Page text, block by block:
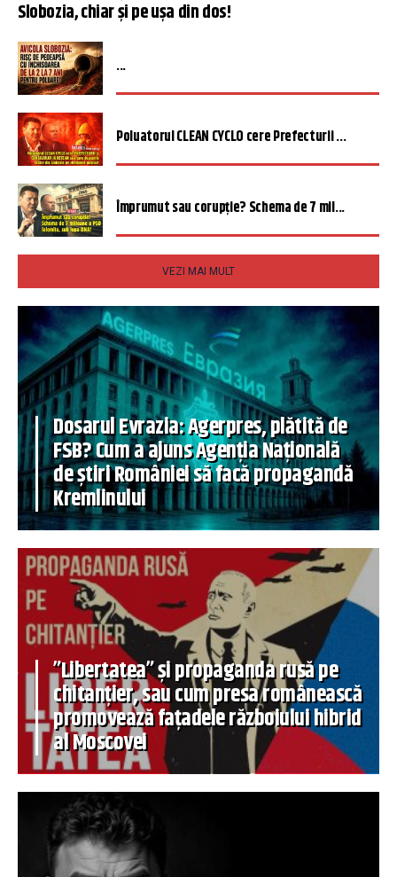
Slobozia, chiar și pe ușa din dos!
...
Poluatorul CLEAN CYCLO cere Prefecturii ...
Împrumut sau corupție? Schema de 7 mil...
VEZI MAI MULT
Dosarul Evrazia: Agerpres, plătită de
FSB? Cum a ajuns Agenția Națională
de știri României să facă propagandă
Kremlinului
”Libertatea” și propaganda rusă pe
chitanțier, sau cum presa românească
promovează fațadele războiului hibrid
al Moscovei